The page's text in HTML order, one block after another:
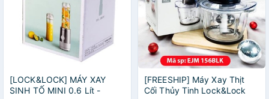
[LOCK&LOCK] MÁY XAY
SINH TỐ MINI 0.6 Lít -
[FREESHIP] Máy Xay Thịt
Cối Thủy Tinh Lock&Lock